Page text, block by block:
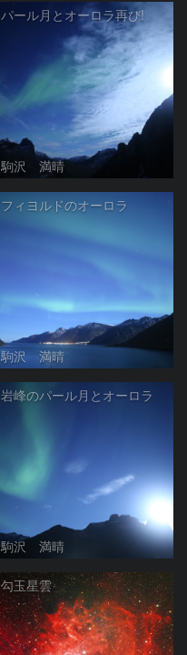
パール月とオーロラ再び!
駒沢 満晴
フィヨルドのオーロラ
駒沢 満晴
岩峰のパール月とオーロラ
駒沢 満晴
勾玉星雲